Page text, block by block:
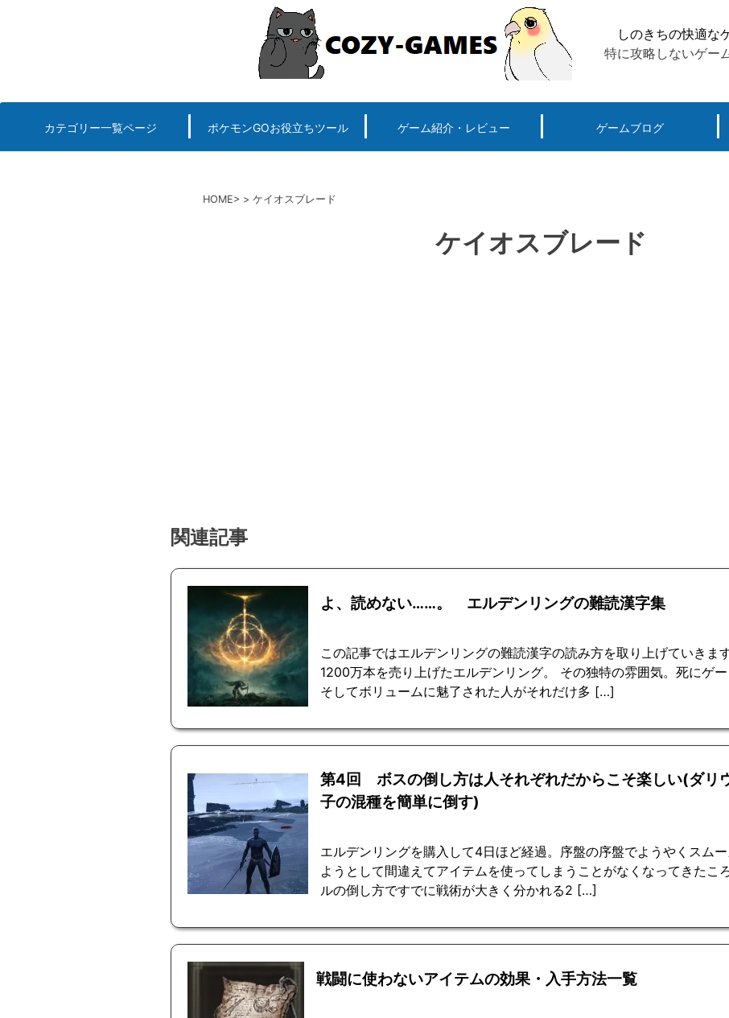
へ
しのきちの快適な
特に攻略しないゲー
カテゴリー一覧ページ ポケモンGOお役立ちツール ゲーム紹介・レビュー ゲームブログ
HOME ケイオスブレード
ケイオスブレード
関連記事
よ、読めない……。 エルデンリングの難読漢字集
この記事ではエルデンリングの難読漢字の読み方を取り上げていきま
1200万本を売り上げたエルデンリング。 その独特の雰囲気。死にゲー
そしてボリュームに魅了された人がそれだけ多 […]
第4回 ボスの倒し方は人それぞれだからこそ楽しい(ダリ
子の混種を簡単に倒す)
エルデンリングを購入して4日ほど経過。序盤の序盤でようやくスム
ようとして間違えてアイテムを使ってしまうことがなくなってきたこ
ルの倒し方ですでに戦術が大きく分かれる2 […]
戦闘に使わないアイテムの効果・入手方法一覧